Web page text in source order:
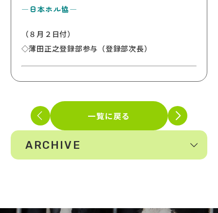
―日本ホル協―
（８月２日付）
◇薄田正之登録部参与（登録部次長）
一覧に戻る
ARCHIVE